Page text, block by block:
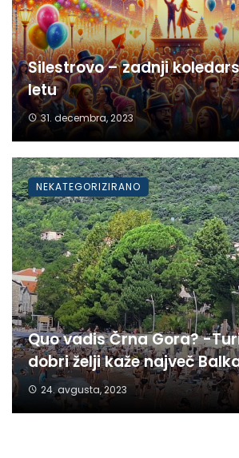
Silestrovo – zadnji
letu
31. decembra, 2023
Quo vadis Črna Gora? -
dobri želji kaže največ
24. avgusta, 2023
NEKATEGORIZIRANO